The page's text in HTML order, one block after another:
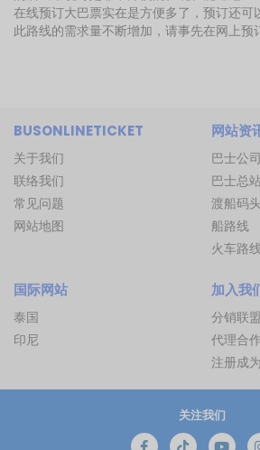
在线预订大巴票实在是方便多了，预订还可
此路线的需求量不断增加，请事先在网上预
BUSONLINETICKET
关于我们
联络我们
常见问题
网站地图
网站资
巴士公司
巴士总
渡船码
船路线
火车路
国际网站
泰国
印尼
加入我
分销联盟
代理合作
注册成
关注我们